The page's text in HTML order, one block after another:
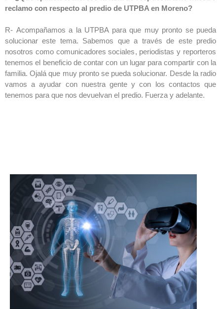
reclamo con respecto al predio de UTPBA en Moreno?
R- Acompañamos a la UTPBA para que muy pronto se pueda
solucionar este tema. Sabemos que a través de este predio
nosotros como comunicadores sociales, periodistas y reporteros
tenemos el beneficio de contar con un lugar para compartir con la
familia. Ojalá que muy pronto se pueda solucionar. Desde la radio
vamos a ayudar con nuestra gente y con los contactos que
tenemos para que nos devuelvan el predio. Fuerza y adelante.